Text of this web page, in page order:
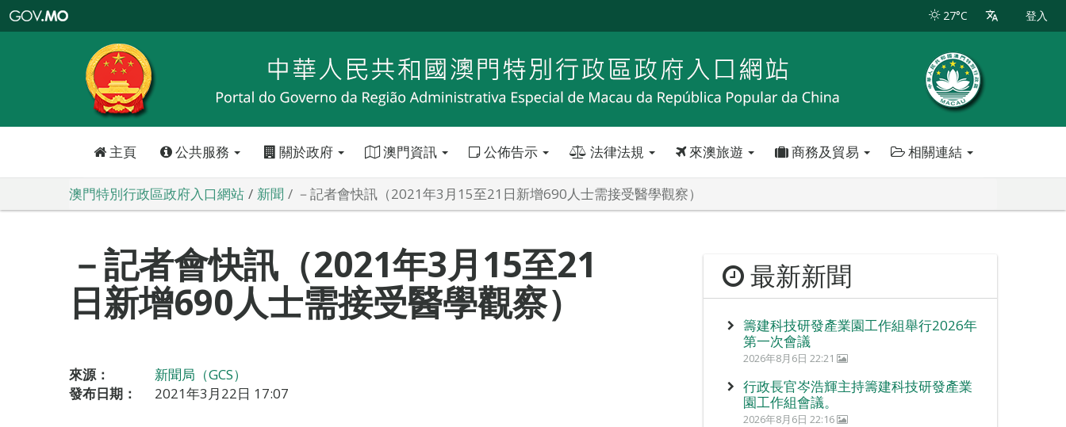
特
政
區
政
口
27°C 登入
主頁 公共服務 關於政府 澳門資訊 公佈告示 法律法規 來澳旅遊 商務及貿易 相關連結
澳門特別行政區政府入口網站 新聞 －記者會快訊（2021年3月15至21日新增690人士需接受醫學觀察）
－記者會快訊（2021年3月15至21
日新增690人士需接受醫學觀察）
來源：
新聞局（GCS）
發布日期：
2021年3月22日 17:07
最新新聞
籌建科技研發產業園工作組舉行2026年
第一次會議
2026年8月6日 22:21
行政長官岑浩輝主持籌建科技研發產業
園工作組會議。
2026年8月6日 22:16